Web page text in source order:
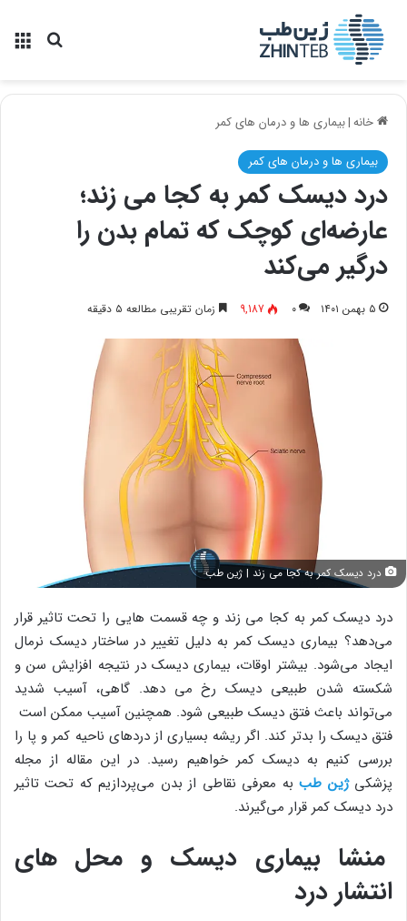
خانه|بیماری ها و درمان های کمر
بیماری ها و درمان های کمر
درد دیسک کمر به کجا می ‌زند؛
عارضه‌ای کوچک که تمام بدن را
درگیر می‌کند
۵ بهمن ۱۴۰۱ ۰ 9,187 زمان تقریبی مطالعه ۵ دقیقه
درد دیسک کمر به کجا می زند | ژین طب
درد دیسک کمر به کجا می ‌زند و چه قسمت هایی را تحت تاثیر قرار
می‌دهد؟ بیماری دیسک کمر به دلیل تغییر در ساختار دیسک نرمال
ایجاد می‌شود. بیشتر اوقات، بیماری دیسک در نتیجه افزایش سن و
شکسته شدن طبیعی دیسک رخ می دهد. گاهی، آسیب شدید
می‌تواند باعث فتق دیسک طبیعی شود. همچنین آسیب ممکن است
فتق دیسک را بدتر کند. اگر ریشه بسیاری از دردهای ناحیه کمر و پا را
بررسی کنیم به دیسک کمر خواهیم رسید. در این مقاله از مجله
پزشکیژین طببه معرفی نقاطی از بدن می‌پردازیم که تحت تاثیر
درد دیسک کمر قرار می‌گیرند.
منشا بیماری دیسک و محل های
انتشار درد